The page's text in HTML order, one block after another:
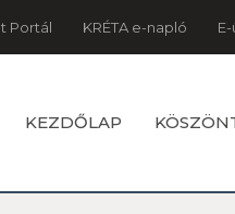
Portál KRÉTA e-napló
KEZDŐLAP